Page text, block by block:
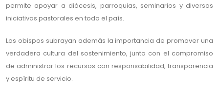
permite apoyar a diócesis, parroquias, seminarios y diversas
iniciativas pastorales en todo el país.
Los obispos subrayan además la importancia de promover una
verdadera cultura del sostenimiento, junto con el compromiso
de administrar los recursos con responsabilidad, transparencia
y espíritu de servicio.